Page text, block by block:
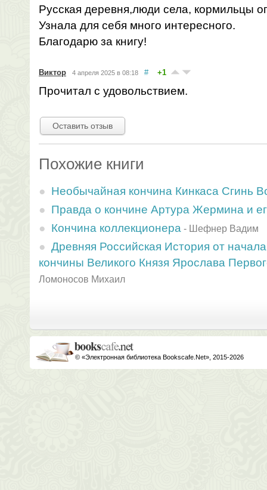
Русская деревня,люди села, кормильцы
Узнала для себя много интересного.
Благодарю за книгу!
Виктор 4 апреля 2025 в 08:18 # +1
Прочитал с удовольствием.
Оставить отзыв
Похожие книги
Необычайная кончина Кинкаса Сгинь
Правда о кончине Артура Жермина и
Кончина коллекционера - Шефнер Вадим
Древняя Российская История от
кончины Великого Князя Ярослава
Ломоносов Михаил
© «Электронная библиотека Bookscafe.Net», 2015-2026